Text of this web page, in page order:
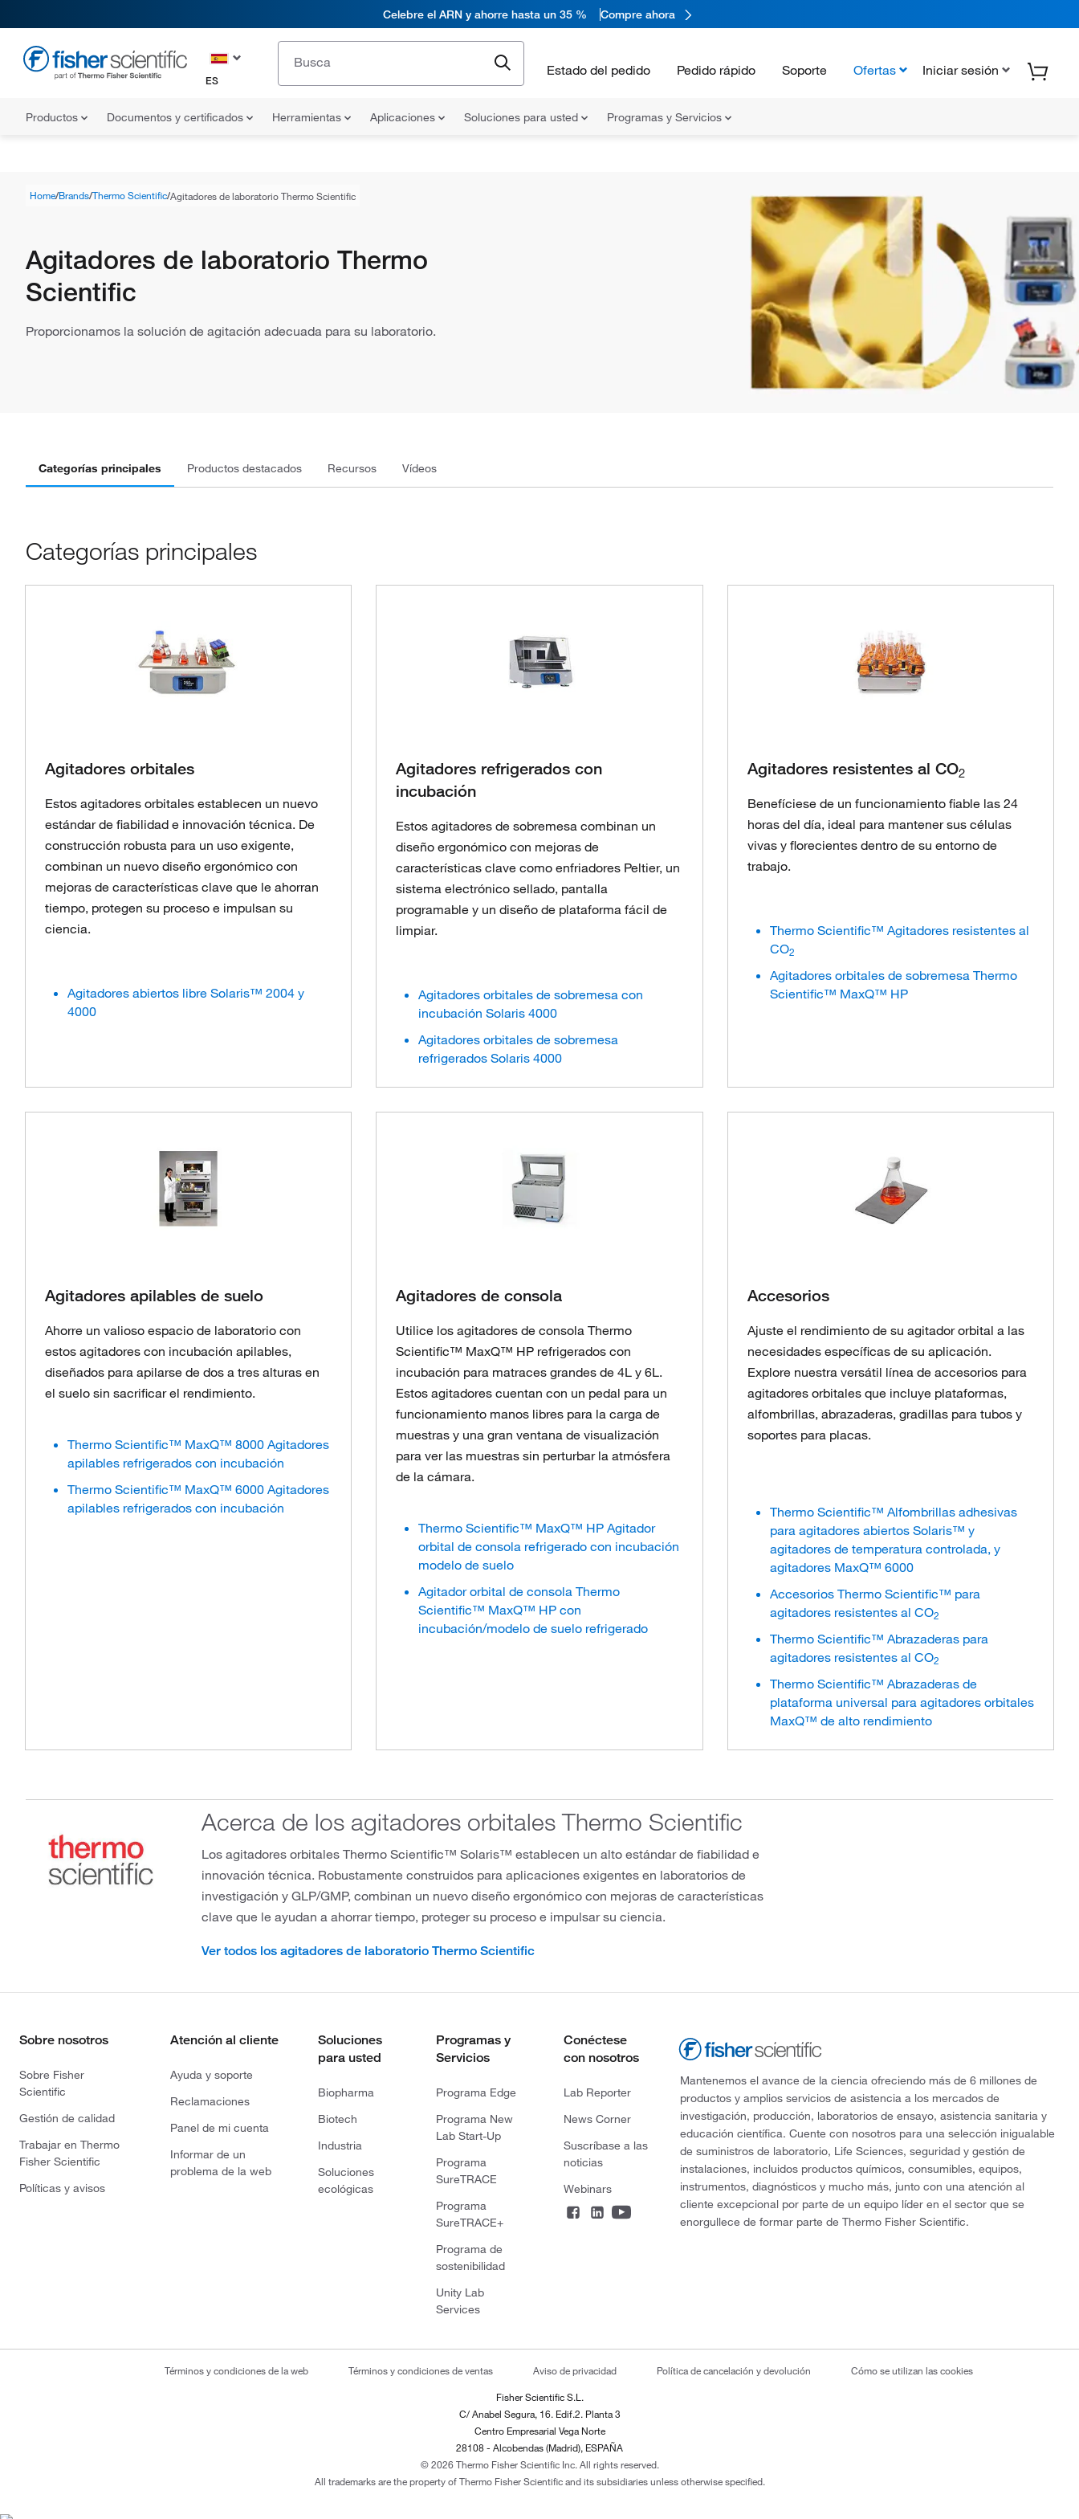
Celebre el ARN y ahorre hasta un 35 % Compre ahora
ES
Estado del pedido Pedido rápido Soporte Ofertas Iniciar sesión
Productos Documentos y certificados Herramientas Aplicaciones Soluciones para usted Programas y Servicios
Home Brands Thermo Scientific Agitadores de laboratorio Thermo Scientific
Agitadores de laboratorio Thermo
Scientific
Proporcionamos la solución de agitación adecuada para su laboratorio.
Categorías principales Productos destacados Recursos Vídeos
Categorías principales
Agitadores orbitales
Estos agitadores orbitales establecen un nuevo
estándar de fiabilidad e innovación técnica. De
construcción robusta para un uso exigente,
combinan un nuevo diseño ergonómico con
mejoras de características clave que le ahorran
tiempo, protegen su proceso e impulsan su
ciencia.
Agitadores abiertos libre Solaris™ 2004 y
4000
Agitadores refrigerados con
incubación
Estos agitadores de sobremesa combinan un
diseño ergonómico con mejoras de
características clave como enfriadores Peltier, un
sistema electrónico sellado, pantalla
programable y un diseño de plataforma fácil de
limpiar.
Agitadores orbitales de sobremesa con
incubación Solaris 4000
Agitadores orbitales de sobremesa
refrigerados Solaris 4000
Agitadores resistentes al CO2
Benefíciese de un funcionamiento fiable las 24
horas del día, ideal para mantener sus células
vivas y florecientes dentro de su entorno de
trabajo.
Thermo Scientific™ Agitadores resistentes al
CO2
Agitadores orbitales de sobremesa Thermo
Scientific™ MaxQ™ HP
Agitadores apilables de suelo
Ahorre un valioso espacio de laboratorio con
estos agitadores con incubación apilables,
diseñados para apilarse de dos a tres alturas en
el suelo sin sacrificar el rendimiento.
Thermo Scientific™ MaxQ™ 8000 Agitadores
apilables refrigerados con incubación
Thermo Scientific™ MaxQ™ 6000 Agitadores
apilables refrigerados con incubación
Agitadores de consola
Utilice los agitadores de consola Thermo
Scientific™ MaxQ™ HP refrigerados con
incubación para matraces grandes de 4L y 6L.
Estos agitadores cuentan con un pedal para un
funcionamiento manos libres para la carga de
muestras y una gran ventana de visualización
para ver las muestras sin perturbar la atmósfera
de la cámara.
Thermo Scientific™ MaxQ™ HP Agitador
orbital de consola refrigerado con incubación
modelo de suelo
Agitador orbital de consola Thermo
Scientific™ MaxQ™ HP con
incubación/modelo de suelo refrigerado
Accesorios
Ajuste el rendimiento de su agitador orbital a las
necesidades específicas de su aplicación.
Explore nuestra versátil línea de accesorios para
agitadores orbitales que incluye plataformas,
alfombrillas, abrazaderas, gradillas para tubos y
soportes para placas.
Thermo Scientific™ Alfombrillas adhesivas
para agitadores abiertos Solaris™ y
agitadores de temperatura controlada, y
agitadores MaxQ™ 6000
Accesorios Thermo Scientific™ para
agitadores resistentes al CO2
Thermo Scientific™ Abrazaderas para
agitadores resistentes al CO2
Thermo Scientific™ Abrazaderas de
plataforma universal para agitadores orbitales
MaxQ™ de alto rendimiento
Acerca de los agitadores orbitales Thermo Scientific
Los agitadores orbitales Thermo Scientific™ Solaris™ establecen un alto estándar de fiabilidad e
innovación técnica. Robustamente construidos para aplicaciones exigentes en laboratorios de
investigación y GLP/GMP, combinan un nuevo diseño ergonómico con mejoras de características
clave que le ayudan a ahorrar tiempo, proteger su proceso e impulsar su ciencia.
Ver todos los agitadores de laboratorio Thermo Scientific
Sobre nosotros
Sobre Fisher
Scientific
Gestión de calidad
Trabajar en Thermo
Fisher Scientific
Políticas y avisos
Atención al cliente
Ayuda y soporte
Reclamaciones
Panel de mi cuenta
Informar de un
problema de la web
Soluciones
para usted
Biopharma
Biotech
Industria
Soluciones
ecológicas
Programas y
Servicios
Programa Edge
Programa New
Lab Start-Up
Programa
SureTRACE
Programa
SureTRACE+
Programa de
sostenibilidad
Unity Lab
Services
Conéctese
con nosotros
Lab Reporter
News Corner
Suscríbase a las
noticias
Webinars
Mantenemos el avance de la ciencia ofreciendo más de 6 millones de
productos y amplios servicios de asistencia a los mercados de
investigación, producción, laboratorios de ensayo, asistencia sanitaria y
educación científica. Cuente con nosotros para una selección inigualable
de suministros de laboratorio, Life Sciences, seguridad y gestión de
instalaciones, incluidos productos químicos, consumibles, equipos,
instrumentos, diagnósticos y mucho más, junto con una atención al
cliente excepcional por parte de un equipo líder en el sector que se
enorgullece de formar parte de Thermo Fisher Scientific.
Términos y condiciones de la web Términos y condiciones de ventas Aviso de privacidad Política de cancelación y devolución Cómo se utilizan las cookies
Fisher Scientific S.L.
C/ Anabel Segura, 16. Edif.2. Planta 3
Centro Empresarial Vega Norte
28108 - Alcobendas (Madrid), ESPAÑA
© 2026 Thermo Fisher Scientific Inc. All rights reserved.
All trademarks are the property of Thermo Fisher Scientific and its subsidiaries unless otherwise specified.